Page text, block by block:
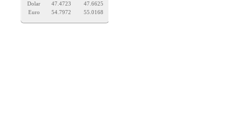
Dolar 47.4723
47.6625
Euro
54.7972 55.0168